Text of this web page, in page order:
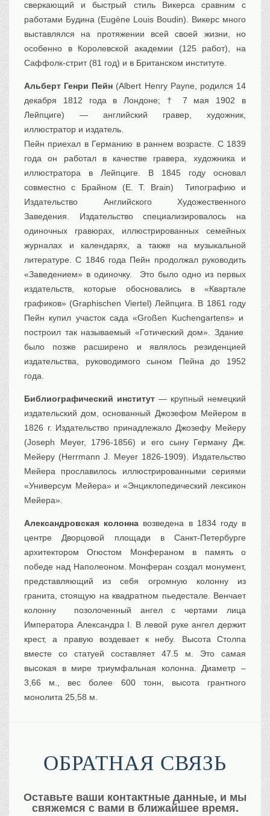
сверкающий и быстрый стиль Викерса сравним с
работами Будина (Eugène Louis Boudin). Викерс много
выставлялся на протяжении всей своей жизни, но
особенно в Королевской академии (125 работ), на
Саффолк-стрит (81 год) и в Британском институте.
Альберт Генри Пейн (Albert Henry Payne, родился 14
декабря 1812 года в Лондоне; † 7 мая 1902 в
Лейпциге) — английский гравер, художник,
иллюстратор и издатель.
Пейн приехал в Германию в раннем возрасте. С 1839
года он работал в качестве гравера, художника и
иллюстратора в Лейпциге. В 1845 году основал
совместно с Брайном (Е. Т. Brain) Типографию и
Издательство Английского Художественного
Заведения. Издательство специализировалось на
одиночных гравюрах, иллюстрированных семейных
журналах и календарях, а также на музыкальной
литературе. С 1846 года Пейн продолжал руководить
«Заведением» в одиночку. Это было одно из первых
издательств, которые обосновались в «Квартале
графиков» (Graphischen Viertel) Лейпцига. В 1861 году
Пейн купил участок сада «Großen Kuchengartens» и
построил так называемый «Готический дом». Здание
было позже расширено и являлось резиденцией
издательства, руководимого сыном Пейна до 1952
года.
Библиографический институт — крупный немецкий
издательский дом, основанный Джозефом Мейером в
1826 г. Издательство принадлежало Джозефу Мейеру
(Joseph Meyer, 1796-1856) и его сыну Герману Дж.
Мейеру (Herrmann J. Meyer 1826-1909). Издательство
Мейера прославилось иллюстрированными сериями
«Универсум Мейера» и «Энциклопедический лексикон
Мейера».
Александровская колонна возведена в 1834 году в
центре Дворцовой площади в Санкт-Петербурге
архитектором Огюстом Монфераном в память о
победe над Наполеоном. Монферан создал монумент,
представляющий из себя огромную колонну из
гранита, стоящую на квадратном пьедестале. Венчает
колонну позолоченный ангел с чертами лица
Императора Александра I. В левой руке ангел держит
крест, а правую воздевает к небу. Высота Столпа
вместе со статуей составляет 47.5 м. Это самая
высокая в мире триумфальная колонна. Диаметр –
3,66 м., вес более 600 тонн, высота грантного
монолита 25,58 м.
ОБРАТНАЯ СВЯЗЬ
Оставьте ваши контактные данные, и мы
свяжемся с вами в ближайшее время.